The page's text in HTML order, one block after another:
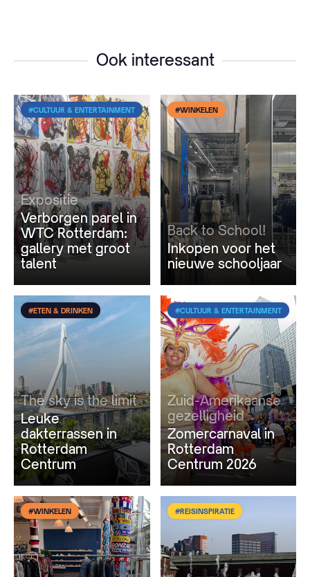
Ook interessant
#CULTUUR & ENTERTAINMENT
Expositie
Verborgen parel in
WTC Rotterdam:
gallery met groot
talent
#WINKELEN
Back to School!
Inkopen voor het
nieuwe schooljaar
#ETEN & DRINKEN
The sky is the limit
Leuke
dakterrassen in
Rotterdam
Centrum
#CULTUUR & ENTERTAINMENT
Zuid-Amerikaanse
gezelligheid
Zomercarnaval in
Rotterdam
Centrum 2026
#WINKELEN #REISINSPIRATIE